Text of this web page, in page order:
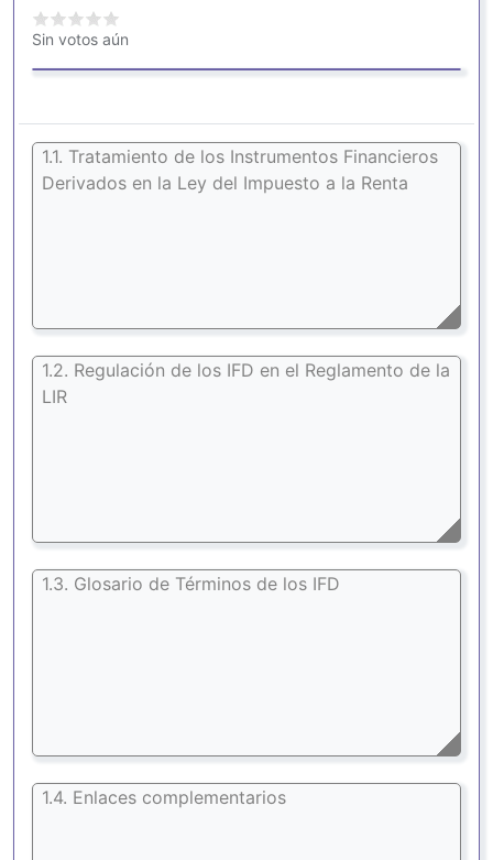
Sin votos aún
1.1. Tratamiento de los Instrumentos Financieros
Derivados en la Ley del Impuesto a la Renta
1.2. Regulación de los IFD en el Reglamento de la
LIR
1.3. Glosario de Términos de los IFD
1.4. Enlaces complementarios